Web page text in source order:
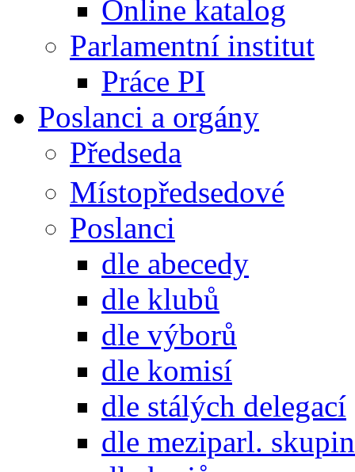
Online katalog
Parlamentní institut
Práce PI
Poslanci a orgány
Předseda
Místopředsedové
Poslanci
dle abecedy
dle klubů
dle výborů
dle komisí
dle stálých delegací
dle meziparl. skupin